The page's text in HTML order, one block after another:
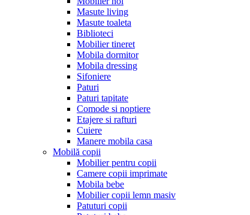
Masute living
Masute toaleta
Biblioteci
Mobilier tineret
Mobila dormitor
Mobila dressing
Sifoniere
Paturi
Paturi tapitate
Comode si noptiere
Etajere si rafturi
Cuiere
Manere mobila casa
Mobilă copii
Mobilier pentru copii
Camere copii imprimate
Mobila bebe
Mobilier copii lemn masiv
Patuturi copii